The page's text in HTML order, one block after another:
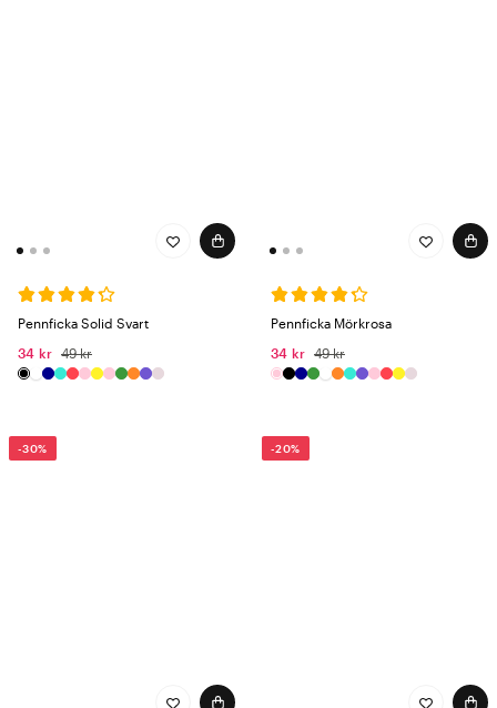
Pennficka Solid Svart
34 kr 49 kr
Pennficka Mörkrosa
34 kr 49 kr
-30% -20%